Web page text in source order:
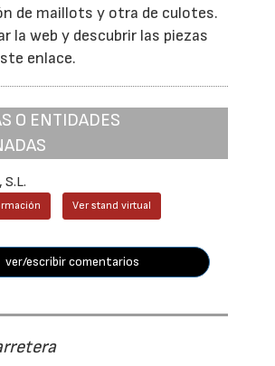
de maillots y otra de culotes.
la web y descubrir las piezas
enlace.
O ENTIDADES
Ver stand virtual
ver/escribir comentarios